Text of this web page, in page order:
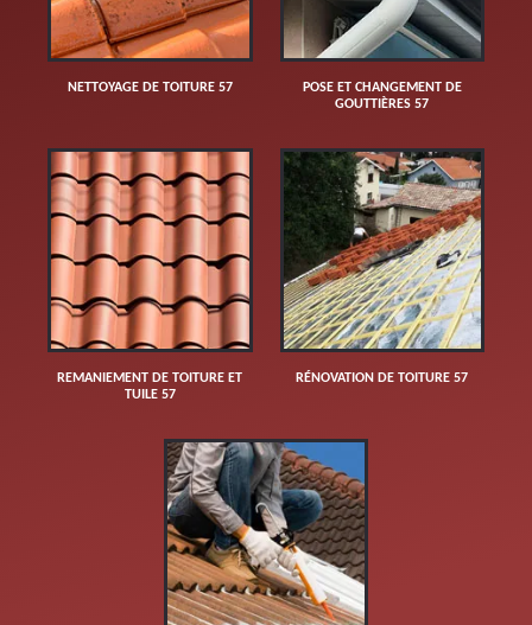
NETTOYAGE DE TOITURE 57
POSE ET CHANGEMENT DE
GOUTTIÈRES 57
REMANIEMENT DE TOITURE ET
TUILE 57
RÉNOVATION DE TOITURE 57